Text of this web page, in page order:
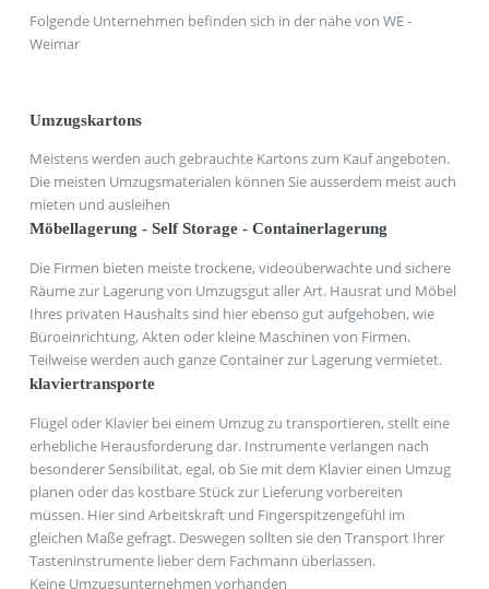
Folgende Unternehmen befinden sich in der nähe von WE -
Weimar
Umzugskartons
Meistens werden auch gebrauchte Kartons zum Kauf angeboten.
Die meisten Umzugsmaterialen können Sie ausserdem meist auch
mieten und ausleihen
Möbellagerung - Self Storage - Containerlagerung
Die Firmen bieten meiste trockene, videoüberwachte und sichere
Räume zur Lagerung von Umzugsgut aller Art. Hausrat und Möbel
Ihres privaten Haushalts sind hier ebenso gut aufgehoben, wie
Büroeinrichtung, Akten oder kleine Maschinen von Firmen.
Teilweise werden auch ganze Container zur Lagerung vermietet.
klaviertransporte
Flügel oder Klavier bei einem Umzug zu transportieren, stellt eine
erhebliche Herausforderung dar. Instrumente verlangen nach
besonderer Sensibilität, egal, ob Sie mit dem Klavier einen Umzug
planen oder das kostbare Stück zur Lieferung vorbereiten
müssen. Hier sind Arbeitskraft und Fingerspitzengefühl im
gleichen Maße gefragt. Deswegen sollten sie den Transport Ihrer
Tasteninstrumente lieber dem Fachmann überlassen.
Keine Umzugsunternehmen vorhanden